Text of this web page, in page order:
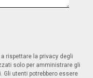
a rispettare la privacy degli
solo per amministrare gli
Gli utenti potrebbero essere